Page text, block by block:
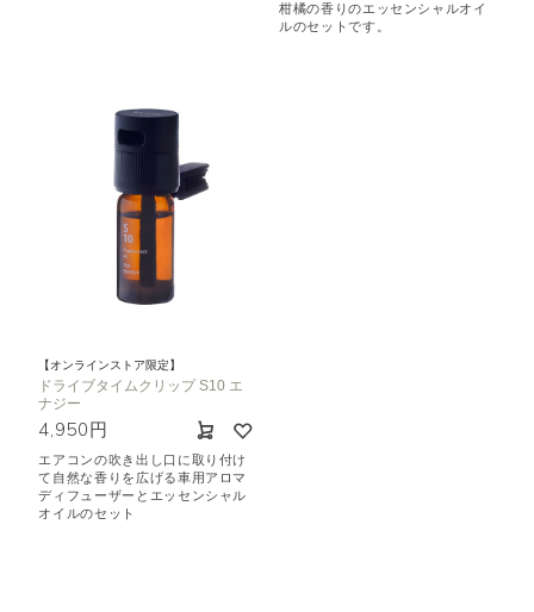
柑橘の香りのエッセンシャルオイ
ルのセットです。
【オンラインストア限定】
ドライブタイムクリップ S10 エ
ナジー
4,950円
エアコンの吹き出し口に取り付け
て自然な香りを広げる車用アロマ
ディフューザーとエッセンシャル
オイルのセット